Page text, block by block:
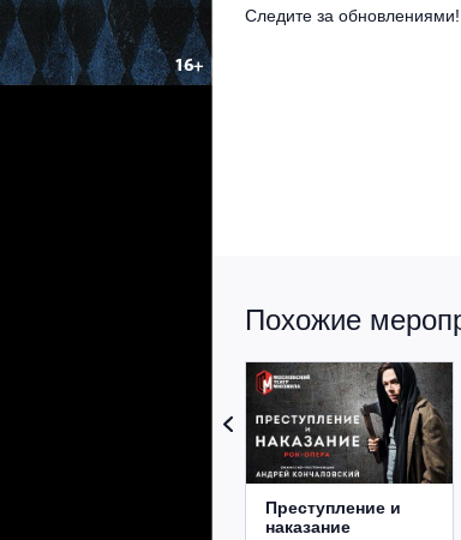
Следите за обновлениями!
Похожие
Преступление и
наказание